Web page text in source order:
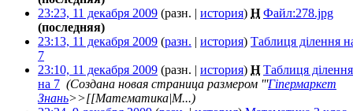
23:23, 11 декабря 2009 (разн. | история) Н Файл:278.jpg
(последняя)
23:13, 11 декабря 2009 (разн. | история) Таблиця ділення
7
23:10, 11 декабря 2009 (разн. | история) Н Таблиця ділення
на 7 (Создана новая страница размером '''Гіпермаркет
Знань>>[[Математика|М...)